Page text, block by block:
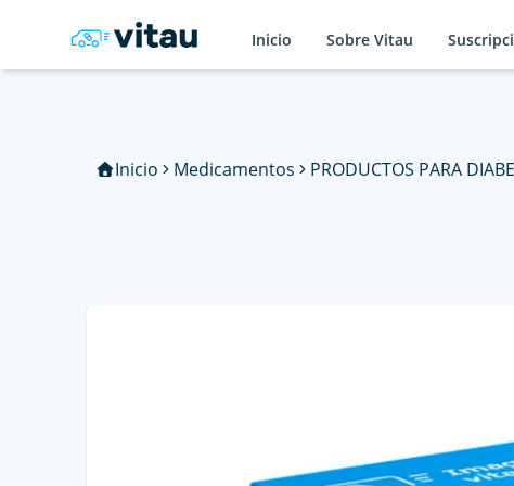
Inicio Sobre Vitau
Inicio Medicamentos PRODUCTOS PARA